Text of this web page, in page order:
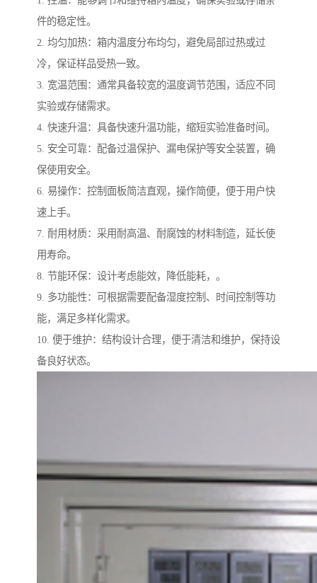
件的稳定性。
2. 均匀加热：箱内温度分布均匀，避免局部过热或过
冷，保证样品受热一致。
3. 宽温范围：通常具备较宽的温度调节范围，适应不同
实验或存储需求。
4. 快速升温：具备快速升温功能，缩短实验准备时间。
5. 安全可靠：配备过温保护、漏电保护等安全装置，确
保使用安全。
6. 易操作：控制面板简洁直观，操作简便，便于用户快
速上手。
7. 耐用材质：采用耐高温、耐腐蚀的材料制造，延长使
用寿命。
8. 节能环保：设计考虑能效，降低能耗，。
9. 多功能性：可根据需要配备湿度控制、时间控制等功
能，满足多样化需求。
10. 便于维护：结构设计合理，便于清洁和维护，保持设
备良好状态。